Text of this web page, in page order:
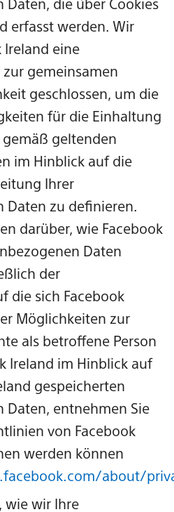
erfasst werden. Wir
Ireland eine
gemeinsamen
geschlossen, um die
für die Einhaltung
geltenden
im Hinblick auf die
Ihrer
Daten zu definieren.
darüber, wie Facebook
Daten
der
die sich Facebook
Möglichkeiten zur
als betroffene Person
Ireland im Hinblick auf
gespeicherten
Daten, entnehmen Sie
von Facebook
werden können
about/
wie wir Ihre